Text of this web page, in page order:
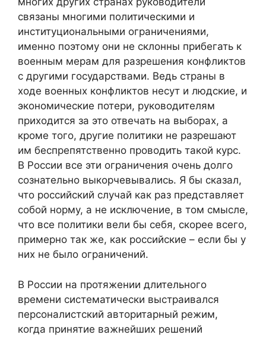
связаны многими политическими и
институциональными ограничениями,
именно поэтому они не склонны прибегать к
военным мерам для разрешения конфликтов
с другими государствами. Ведь страны в
ходе военных конфликтов несут и людские, и
экономические потери, руководителям
приходится за это отвечать на выборах, а
кроме того, другие политики не разрешают
им беспрепятственно проводить такой курс.
В России все эти ограничения очень долго
сознательно выкорчевывались. Я бы сказал,
что российский случай как раз представляет
собой норму, а не исключение, в том смысле,
что все политики вели бы себя, скорее всего,
примерно так же, как российские – если бы у
них не было ограничений.
В России на протяжении длительного
времени систематически выстраивался
персоналистский авторитарный режим,
когда принятие важнейших решений